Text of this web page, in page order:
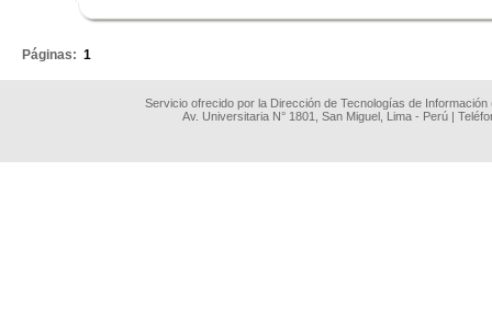
Páginas: 1
Servicio ofrecido por la Dirección de Tecnologías de
Av. Universitaria N° 1801, San Miguel, Lima - Perú |